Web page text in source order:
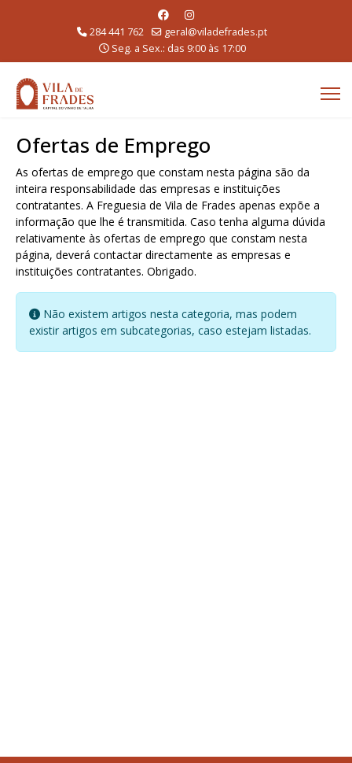
284 441 762
geral@viladefrades.pt
Seg. a Sex.: das 9:00 às 17:00
Ofertas de Emprego
As ofertas de emprego que constam nesta página são da
inteira responsabilidade das empresas e instituições
contratantes. A Freguesia de Vila de Frades apenas expõe a
informação que lhe é transmitida. Caso tenha alguma dúvida
relativamente às ofertas de emprego que constam nesta
página, deverá contactar directamente as empresas e
instituições contratantes. Obrigado.
Informação
Não existem artigos nesta categoria, mas podem
existir artigos em subcategorias, caso estejam listadas.